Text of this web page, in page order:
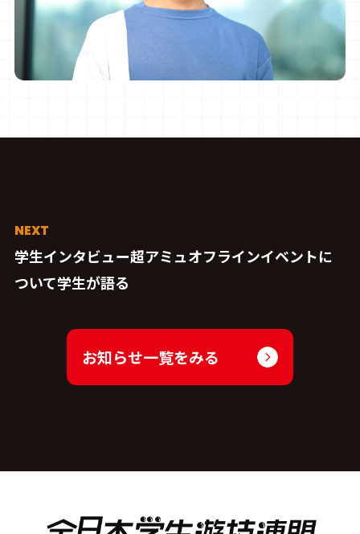
学生インタビュー超アミュオフラインイベントに
ついて学生が語る
お知らせ一覧をみる